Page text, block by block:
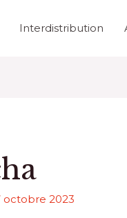
Interdistribution
octobre 2023